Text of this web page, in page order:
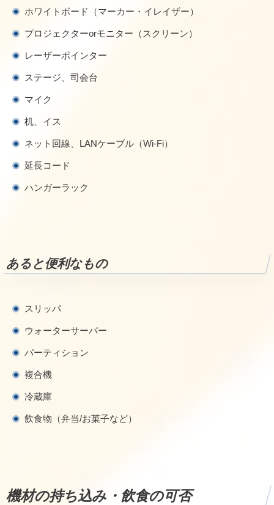
ホワイトボード（マーカー・イレイザー）
プロジェクターorモニター（スクリーン）
レーザーポインター
ステージ、司会台
マイク
机、イス
ネット回線、LANケーブル（Wi-Fi）
延長コード
ハンガーラック
あると便利なもの
スリッパ
ウォーターサーバー
パーティション
複合機
冷蔵庫
飲食物（弁当/お菓子など）
機材の持ち込み・飲食の可否